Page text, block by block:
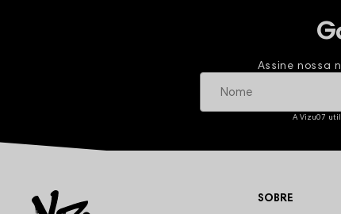
Assine nossa
A Vizu07
SOBRE